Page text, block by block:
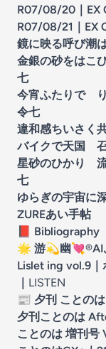
R07/08/20｜EX
R07/08/21｜EX
鏡に映る呼び潮
金銀の砂をはこ
七
今宵ふたりで
令七
違和感ちいさく
バイクで天国
星砂のひかり
七
ゆらぎの宇宙に
ZUREあい手帖
📕 Bibliography
🌟 游💫幽💘®️AI
Lislet ing vol.9｜
｜ LISTEN
📰 夕刊 ことのは
夕刊ことのは
ことのは 増刊号